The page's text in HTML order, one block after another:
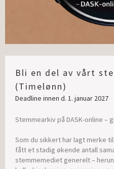
Bli en del av vårt
(Timelønn)
Deadline innen d. 1. januar 2027
Stemmearkiv på DASK-online –
Som du sikkert har lagt merke
fått et stadig økende antall
stemmemediet generelt –